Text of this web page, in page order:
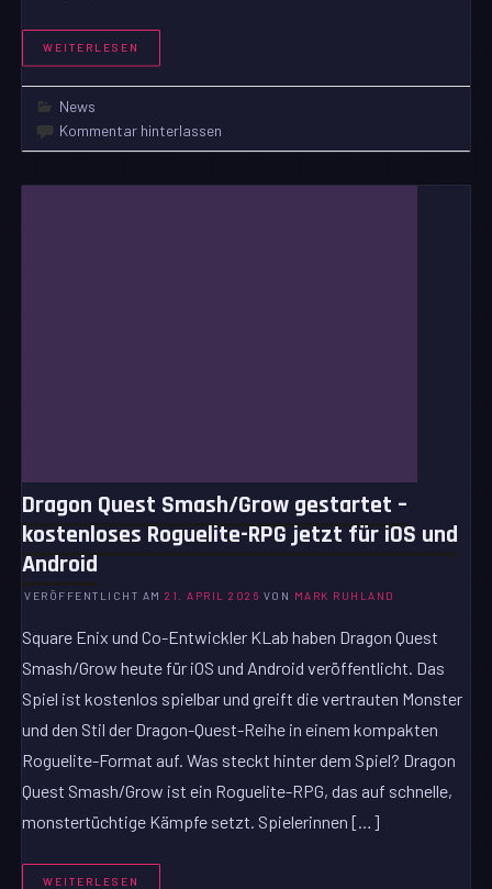
WEITERLESEN
News
Kommentar hinterlassen
Dragon Quest Smash/Grow gestartet –
kostenloses Roguelite-RPG jetzt für iOS und
Android
VERÖFFENTLICHT AM21. APRIL 2026 VON MARK RUHLAND
Square Enix und Co-Entwickler KLab haben Dragon Quest
Smash/Grow heute für iOS und Android veröffentlicht. Das
Spiel ist kostenlos spielbar und greift die vertrauten Monster
und den Stil der Dragon-Quest-Reihe in einem kompakten
Roguelite-Format auf. Was steckt hinter dem Spiel? Dragon
Quest Smash/Grow ist ein Roguelite-RPG, das auf schnelle,
monstertüchtige Kämpfe setzt. Spielerinnen […]
WEITERLESEN